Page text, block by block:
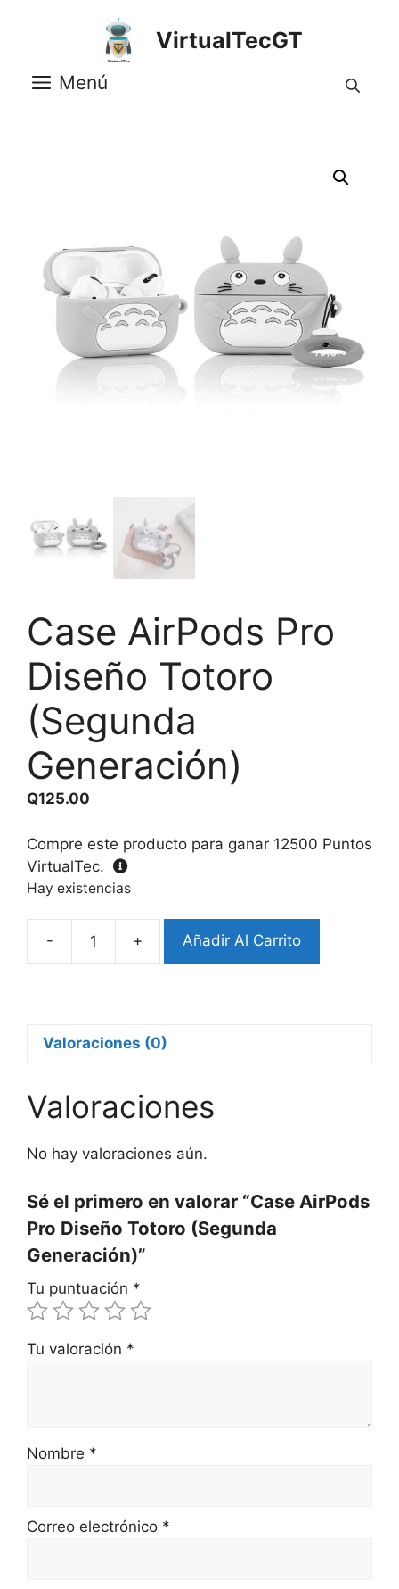
VirtualTecGT
Menú
Case AirPods Pro
Diseño Totoro
(Segunda
Generación)
Q125.00
Compre este producto para ganar 12500 Puntos
VirtualTec.
Hay existencias
-
Case
Totoro
cantidad
+ Añadir Al Carrito
Valoraciones (0)
Valoraciones
No hay valoraciones aún.
Sé el primero en valorar “Case AirPods
Pro Diseño Totoro (Segunda
Generación)”
Tu puntuación *
Tu valoración *
Nombre *
Correo electrónico *